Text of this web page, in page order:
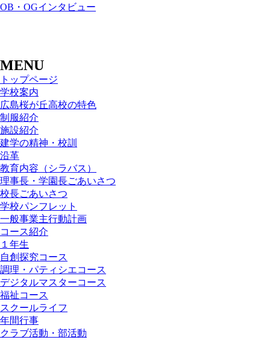
OB・OGインタビュー
MENU
トップページ
学校案内
広島桜が丘高校の特色
制服紹介
施設紹介
建学の精神・校訓
沿革
教育内容（シラバス）
理事長・学園長ごあいさつ
校長ごあいさつ
学校パンフレット
一般事業主行動計画
コース紹介
１年生
自創探究コース
調理・パティシエコース
デジタルマスターコース
福祉コース
スクールライフ
年間行事
クラブ活動・部活動